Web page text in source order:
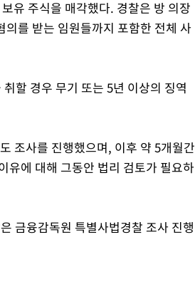
유 주식을 매각했다. 경찰은 방 의장
를 받는 임원들까지 포함한 전체 사
할 경우 무기 또는 5년 이상의 징역
조사를 진행했으며, 이후 약 5개월간
유에 대해 그동안 법리 검토가 필요하
금융감독원 특별사법경찰 조사 진행